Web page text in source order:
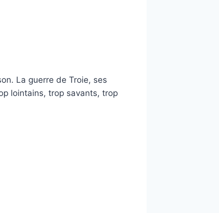
La guerre de Troie, ses
lointains, trop savants, trop